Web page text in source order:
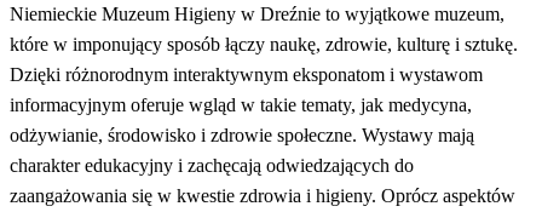
Niemieckie Muzeum Higieny w Dreźnie to wyjątkowe muzeum,
które w imponujący sposób łączy naukę, zdrowie, kulturę i sztukę.
Dzięki różnorodnym interaktywnym eksponatom i wystawom
informacyjnym oferuje wgląd w takie tematy, jak medycyna,
odżywianie, środowisko i zdrowie społeczne. Wystawy mają
charakter edukacyjny i zachęcają odwiedzających do
zaangażowania się w kwestie zdrowia i higieny. Oprócz aspektów